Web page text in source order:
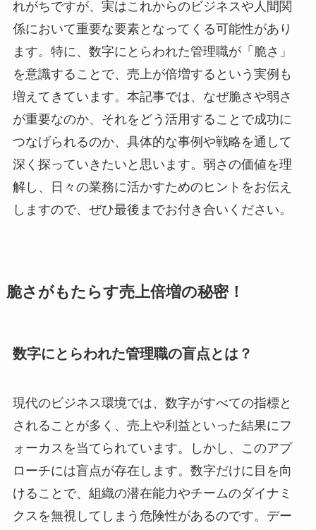
れがちですが、実はこれからのビジネスや人間関
係において重要な要素となってくる可能性があり
ます。特に、数字にとらわれた管理職が「脆さ」
を意識することで、売上が倍増するという実例も
増えてきています。本記事では、なぜ脆さや弱さ
が重要なのか、それをどう活用することで成功に
つなげられるのか、具体的な事例や戦略を通して
深く探っていきたいと思います。弱さの価値を理
解し、日々の業務に活かすためのヒントをお伝え
しますので、ぜひ最後までお付き合いください。
脆さがもたらす売上倍増の秘密！
数字にとらわれた管理職の盲点とは？
現代のビジネス環境では、数字がすべての指標と
されることが多く、売上や利益といった結果にフ
ォーカスを当てられています。しかし、このアプ
ローチには盲点が存在します。数字だけに目を向
けることで、組織の潜在能力やチームのダイナミ
クスを無視してしまう危険性があるのです。デー